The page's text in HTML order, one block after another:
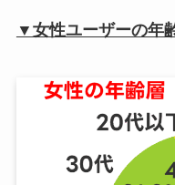
▼女性ユーザーの年